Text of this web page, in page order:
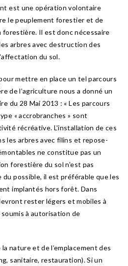
est une opération volontaire
le peuplement forestier et de
Il est donc nécessaire
arbres avec destruction des
du sol.
mettre en place un tel parcours
de l’agriculture nous a donné un
du 28 Mai 2013 : « Les parcours
« accrobranches » sont
récréative. L'installation de ces
les arbres avec filins et repose-
ne constitue pas un
forestière du sol n'est pas
du possible, il est préférable que les
implantés hors forêt. Dans
rester légers et mobiles à
à autorisation de
nature et de l’emplacement des
sanitaire, restauration). Si un